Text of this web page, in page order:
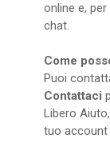
online e,
chat.
Come
Puoi
Contattaci
Libero
tuo account